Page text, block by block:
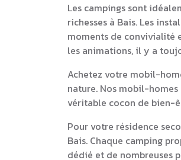
Les campings sont
richesses à Bais. Les
moments de convivialité
les animations, il y a
Achetez votre mobil-
nature. Nos mobil-
véritable cocon de bien-
Pour votre résidence
Bais. Chaque camping
dédié et de nombreuses